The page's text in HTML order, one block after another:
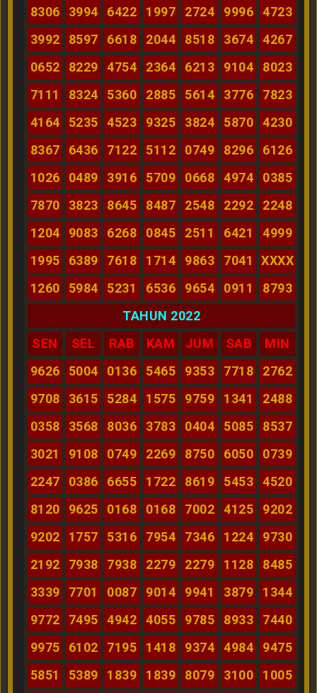
8306
3994 6422 1997 2724 9996
4723
3992
8597 6618 2044 8518 3674
4267
0652
8229 4754 2364 6213 9104
8023
7111
8324 5360 2885 5614 3776
7823
4164
5235 4523 9325 3824 5870
4230
8367
6436 7122 5112 0749 8296
6126
1026
0489 3916 5709 0668 4974
0385
7870
3823 8645 8487 2548 2292
2248
1204
9083 6268 0845 2511 6421
4999
1995
6389 7618 1714 9863 7041
XXXX
1260
5984 5231 6536 9654 0911
8793
TAHUN 2022
SEN
SEL RAB KAM JUM SAB
MIN
9626
5004 0136 5465 9353 7718
2762
9708
3615 5284 1575 9759 1341
2488
0358
3568 8036 3783 0404 5085
8537
3021
9108 0749 2269 8750 6050
0739
2247
0386 6655 1722 8619 5453
4520
8120
9625 0168 0168 7002 4125
9202
9202
1757 5316 7954 7346 1224
9730
2192
7938 7938 2279 2279 1128
8485
3339
7701 0087 9014 9941 3879
1344
9772
7495 4942 4055 9785 8933
7440
9975
6102 7195 1418 9374 4984
9475
5851
5389 1839 1839 8079 3100 1005